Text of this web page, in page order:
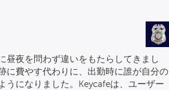
昼夜を問わず違いをもたらしてきまし
に費やす代わりに、出勤時に誰が自分の
うになりました。Keycafeは、ユーザー